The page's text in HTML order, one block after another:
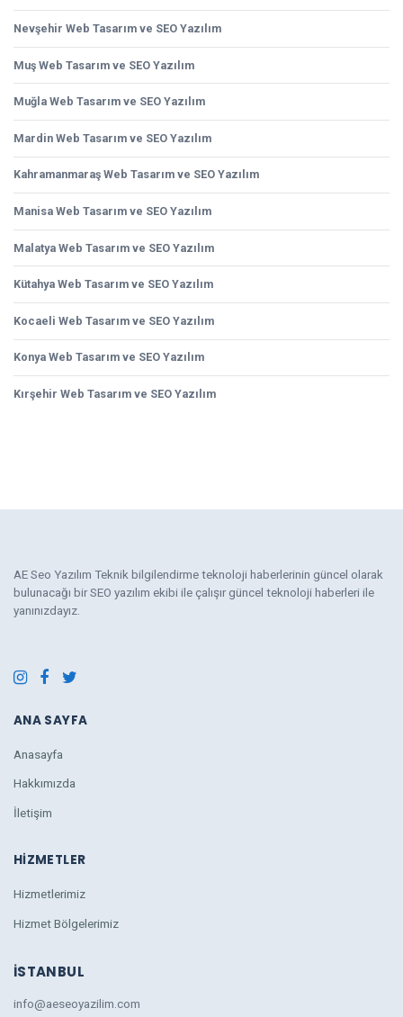
Nevşehir Web Tasarım ve SEO Yazılım
Muş Web Tasarım ve SEO Yazılım
Muğla Web Tasarım ve SEO Yazılım
Mardin Web Tasarım ve SEO Yazılım
Kahramanmaraş Web Tasarım ve SEO Yazılım
Manisa Web Tasarım ve SEO Yazılım
Malatya Web Tasarım ve SEO Yazılım
Kütahya Web Tasarım ve SEO Yazılım
Kocaeli Web Tasarım ve SEO Yazılım
Konya Web Tasarım ve SEO Yazılım
Kırşehir Web Tasarım ve SEO Yazılım
AE Seo Yazılım Teknik bilgilendirme teknoloji haberlerinin güncel olarak
bulunacağı bir SEO yazılım ekibi ile çalışır güncel teknoloji haberleri ile
yanınızdayız.
ANA SAYFA
Anasayfa
Hakkımızda
İletişim
HIZMETLER
Hizmetlerimiz
Hizmet Bölgelerimiz
İSTANBUL
info@aeseoyazilim.com